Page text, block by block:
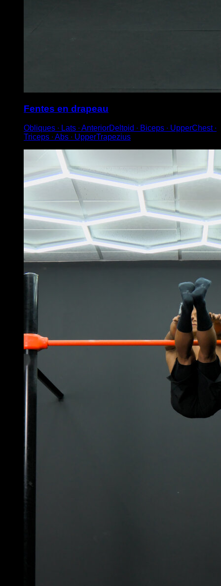
Fentes en drapeau
Obliques ∙ Lats ∙ AnteriorDeltoid ∙ Biceps ∙ UpperChest ∙
Triceps ∙ Abs ∙ UpperTrapezius